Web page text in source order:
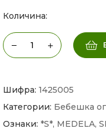
Количина:
Шифра: 1425005
Категории: Бебешка
Ознаки: *S*, MEDELA,